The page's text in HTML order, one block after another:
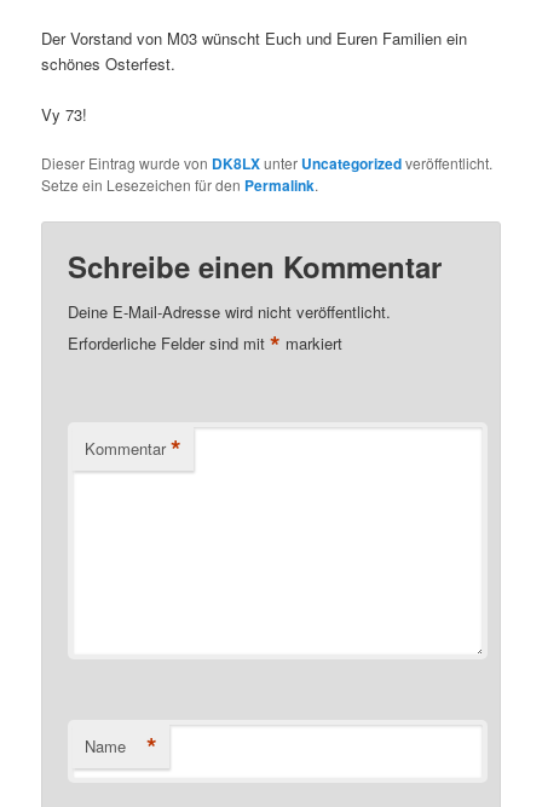
Der Vorstand von M03 wünscht Euch und Euren Familien ein
schönes Osterfest.
Vy 73!
Dieser Eintrag wurde von DK8LXunter Uncategorizedveröffentlicht.
Setze ein Lesezeichen für den Permalink.
Schreibe einen Kommentar
Deine E-Mail-Adresse wird nicht veröffentlicht.
Erforderliche Felder sind mit* markiert
Kommentar *
Name *